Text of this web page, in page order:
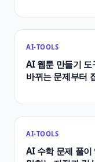
AI-TOOLS
AI 웹툰 만들기
바뀌는 문제부터
AI-TOOLS
AI 수학 문제 풀